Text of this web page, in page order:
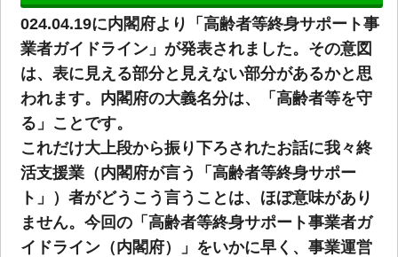
024.04.19に内閣府より「高齢者等終身サポート事
業者ガイドライン」が発表されました。その意図
は、表に見える部分と見えない部分があるかと思
われます。内閣府の大義名分は、「高齢者等を守
る」ことです。
これだけ大上段から振り下ろされたお話に我々終
活支援業（内閣府が言う「高齢者等終身サポー
ト」）者がどうこう言うことは、ほぼ意味があり
ません。今回の「高齢者等終身サポート事業者ガ
イドライン（内閣府）」をいかに早く、事業運営